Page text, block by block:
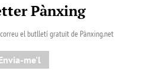
Pànxing
el butlletí gratuït de Pànxing.net​
me'l